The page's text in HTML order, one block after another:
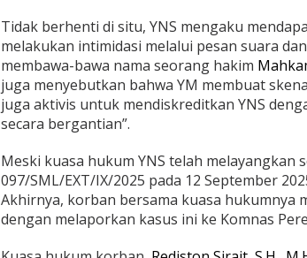
Tidak berhenti di situ, YNS mengaku
melakukan intimidasi melalui pesan suara
membawa-bawa nama seorang hakim
juga menyebutkan bahwa YM membuat
juga aktivis untuk mendiskreditkan YNS
secara bergantian”.
Meski kuasa hukum YNS telah melayangkan
097/SML/EXT/IX/2025 pada 12 September
Akhirnya, korban bersama kuasa hukumnya
dengan melaporkan kasus ini ke Komnas